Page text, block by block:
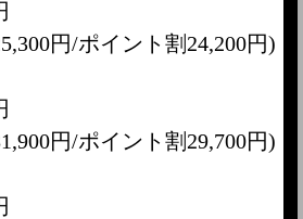
円/ポイント割24,200円)
円/ポイント割29,700円)